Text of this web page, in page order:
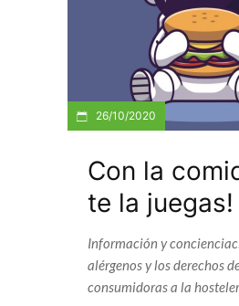
26/10/2020
Con la
te la juegas!
Información y
alérgenos y los derechos
consumidoras a la